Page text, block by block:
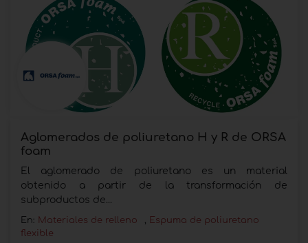
Aglomerados de poliuretano H y R de ORSA
foam
El aglomerado de poliuretano es un material
obtenido a partir de la transformación de
subproductos de...
En: Materiales de relleno
Espuma de poliuretano
flexible